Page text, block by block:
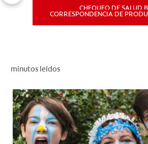
CHEQUEO DE SALUD
CORRESPONDENCIA DE
minutos leídos